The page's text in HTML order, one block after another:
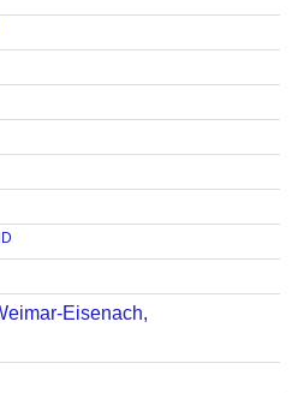
Eisenach,